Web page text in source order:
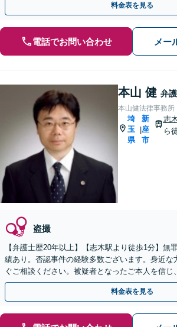
料金表を見る
電話でお問い合わせ メー
本山 健 弁
本山健法律事務所
埼
玉
県
|
新
座
市
志
ら
盗撮
【弁護士歴20年以上】【志木駅より徒歩1分】無
績あり。否認事件の経験多数ございます。身近な
ぐご相談ください。被疑者となったご本人を信じ
い、弁護活動を行います。面会も頻繁に対応。
料金表を見る